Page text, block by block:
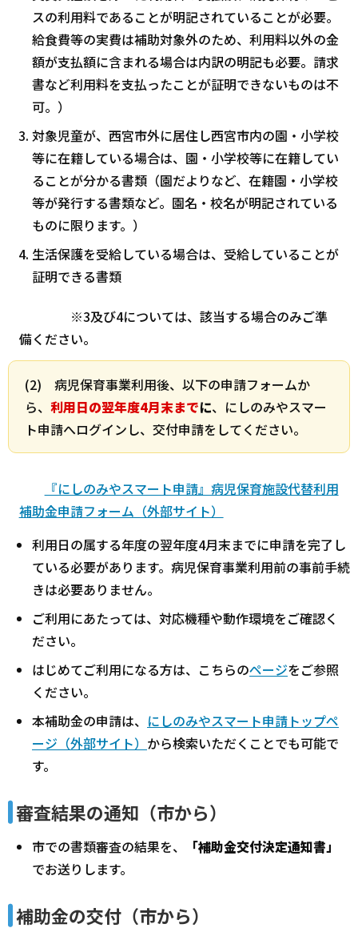
スの利用料であることが明記されていることが必要。
給食費等の実費は補助対象外のため、利用料以外の金
額が支払額に含まれる場合は内訳の明記も必要。請求
書など利用料を支払ったことが証明できないものは不
可。）
対象児童が、西宮市外に居住し西宮市内の園・小学校
等に在籍している場合は、園・小学校等に在籍してい
ることが分かる書類（園だよりなど、在籍園・小学校
等が発行する書類など。園名・校名が明記されている
ものに限ります。）
生活保護を受給している場合は、受給していることが
証明できる書類
※3及び4については、該当する場合のみご準
備ください。
(2) 病児保育事業利用後、以下の申請フォームか
ら、 利用日の翌年度4月末までに、にしのみやスマー
ト申請へログインし、交付申請をしてください。
『にしのみやスマート申請』病児保育施設代替利用
補助金申請フォーム（外部サイト）
利用日の属する年度の翌年度4月末までに申請を完了し
ている必要があります。病児保育事業利用前の事前手続
きは必要ありません。
ご利用にあたっては、対応機種や動作環境をご確認く
ださい。
はじめてご利用になる方は、こちらのページをご参照
ください。
本補助金の申請は、 にしのみやスマート申請トップペ
ージ（外部サイト） から検索いただくことでも可能で
す。
審査結果の通知（市から）
市での書類審査の結果を、
「補助金交付決定通知書」
でお送りします。
補助金の交付（市から）